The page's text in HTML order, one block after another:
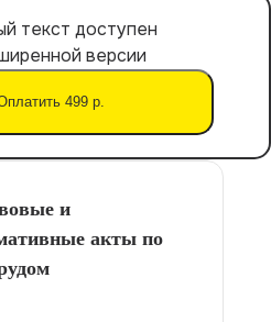
текст доступен
версии
499 р.
и
акты по